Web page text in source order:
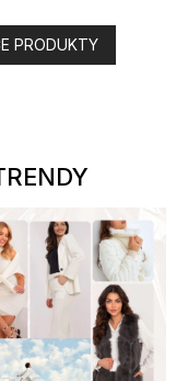
PRODUKTY